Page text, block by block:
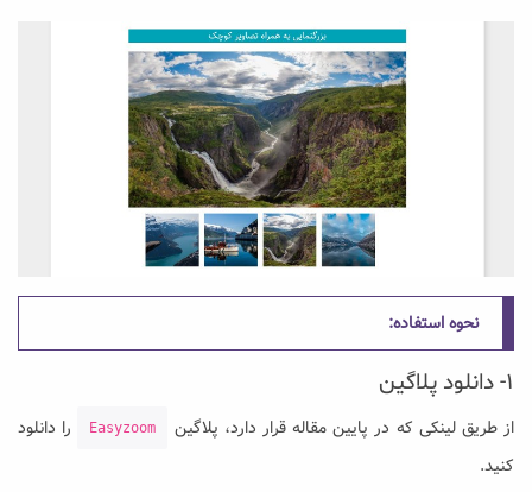
نحوه استفاده:
۱- دانلود پلاگین
از طریق لینکی که در پایین مقاله قرار دارد، پلاگین Easyzoom
را دانلود
کنید.